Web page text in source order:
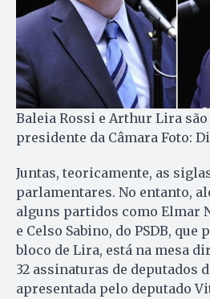
Baleia Rossi e Arthur Lira
presidente da Câmara Foto:
Juntas, teoricamente, as
parlamentares. No entanto,
alguns partidos como Elmar
e Celso Sabino, do PSDB,
bloco de Lira, está na mesa
32 assinaturas de deputados
apresentada pelo deputado